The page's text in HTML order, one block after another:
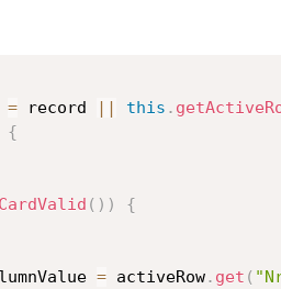
= record || this .
{
( ) )
{
= activeRow. get (